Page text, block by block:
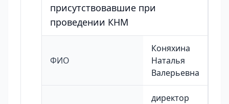
присутствовавшие при
проведении КНМ
ФИО
Коняхина
Наталья
Валерьевна
директор